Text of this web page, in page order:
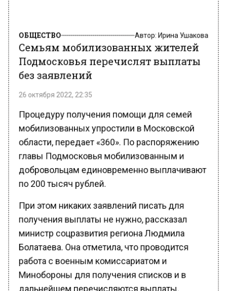
Семьям мобилизованных жителей
Подмосковья перечислят выплаты
без заявлений
мобилизованных упростили в Московской
области, передает «360». По распоряжению
главы Подмосковья мобилизованным и
добровольцам единовременно выплачивают
по 200 тысяч рублей.
При этом никаких заявлений писать для
получения выплаты не нужно, рассказал
министр соцразвития региона Людмила
Болатаева. Она отметила, что проводится
работа с военным комиссариатом и
Минобороны для получения списков и в
дальнейшем перечисляются выплаты.